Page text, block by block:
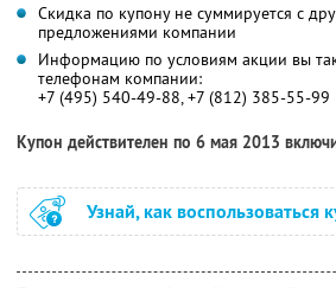
Скидка по купону не суммируется с
предложениями компании
Информацию по условиям акции вы
телефонам компании:
+7 (495) 540-49-88, +7 (812) 385-55-99
Купон действителен по 6 мая 2013
Узнай, как воспользоваться